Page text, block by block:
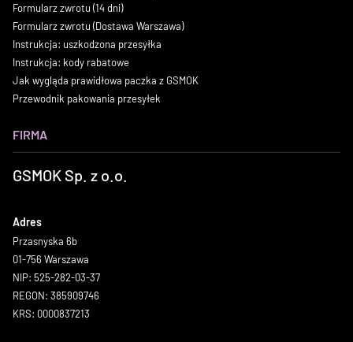
Formularz zwrotu (14 dni)
Formularz zwrotu (Dostawa Warszawa)
Instrukcja: uszkodzona przesyłka
Instrukcja: kody rabatowe
Jak wygląda prawidłowa paczka z GSMOK
Przewodnik pakowania przesyłek
FIRMA
GSMOK Sp. z o.o.
Adres
Przasnyska 6b
01-756 Warszawa
NIP: 525-282-03-37
REGON: 385909746
KRS: 0000837213